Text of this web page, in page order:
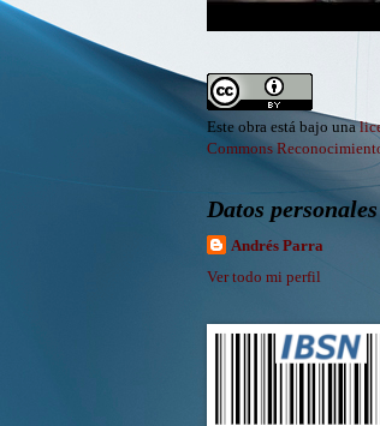
Este obra está bajo una
Commons
Datos personales
Andrés Parra
Ver todo mi perfil